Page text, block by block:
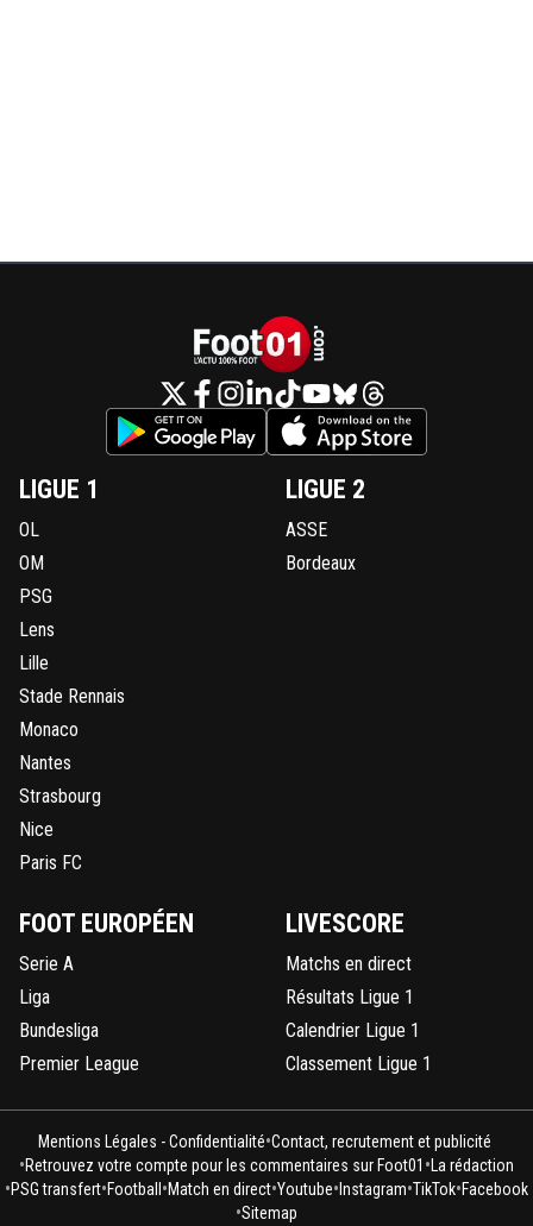
LIGUE 1
OL
OM
PSG
Lens
Lille
Stade Rennais
Monaco
Nantes
Strasbourg
Nice
Paris FC
LIGUE 2
ASSE
Bordeaux
FOOT EUROPÉEN
Serie A
Liga
Bundesliga
Premier League
LIVESCORE
Matchs en direct
Résultats Ligue 1
Calendrier Ligue 1
Classement Ligue 1
Mentions Légales - Confidentialité•Contact, recrutement et publicité
•Retrouvez votre compte pour les commentaires sur Foot01 • La rédaction
•PSG transfert•Football •Match en direct•Youtube• Instagram•TikTok•Facebook
•Sitemap